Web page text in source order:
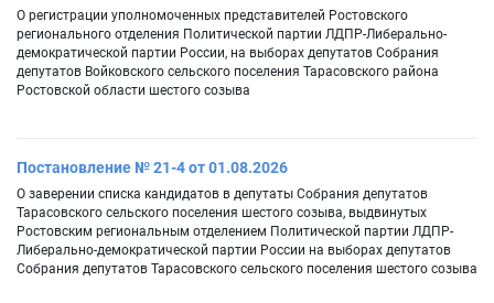
О регистрации уполномоченных представителей Ростовского
регионального отделения Политической партии ЛДПР-Либерально-
демократической партии России, на выборах депутатов Собрания
депутатов Войковского сельского поселения Тарасовского района
Ростовской области шестого созыва
Постановление № 21-4 от 01.08.2026
О заверении списка кандидатов в депутаты Собрания депутатов
Тарасовского сельского поселения шестого созыва, выдвинутых
Ростовским региональным отделением Политической партии ЛДПР-
Либерально-демократической партии России на выборах депутатов
Собрания депутатов Тарасовского сельского поселения шестого созыва